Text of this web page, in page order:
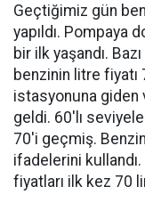
Geçtiğimiz gün
yapıldı. Pompaya
bir ilk yaşandı.
benzinin litre fiyatı
istasyonuna giden
geldi. 60'lı
70'i geçmiş.
ifadelerini kullandı.
fiyatları ilk kez 70